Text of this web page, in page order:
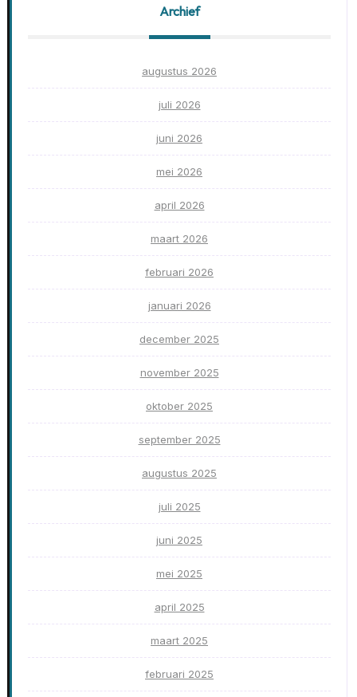
Archief
augustus 2026
juli 2026
juni 2026
mei 2026
april 2026
maart 2026
februari 2026
januari 2026
december 2025
november 2025
oktober 2025
september 2025
augustus 2025
juli 2025
juni 2025
mei 2025
april 2025
maart 2025
februari 2025